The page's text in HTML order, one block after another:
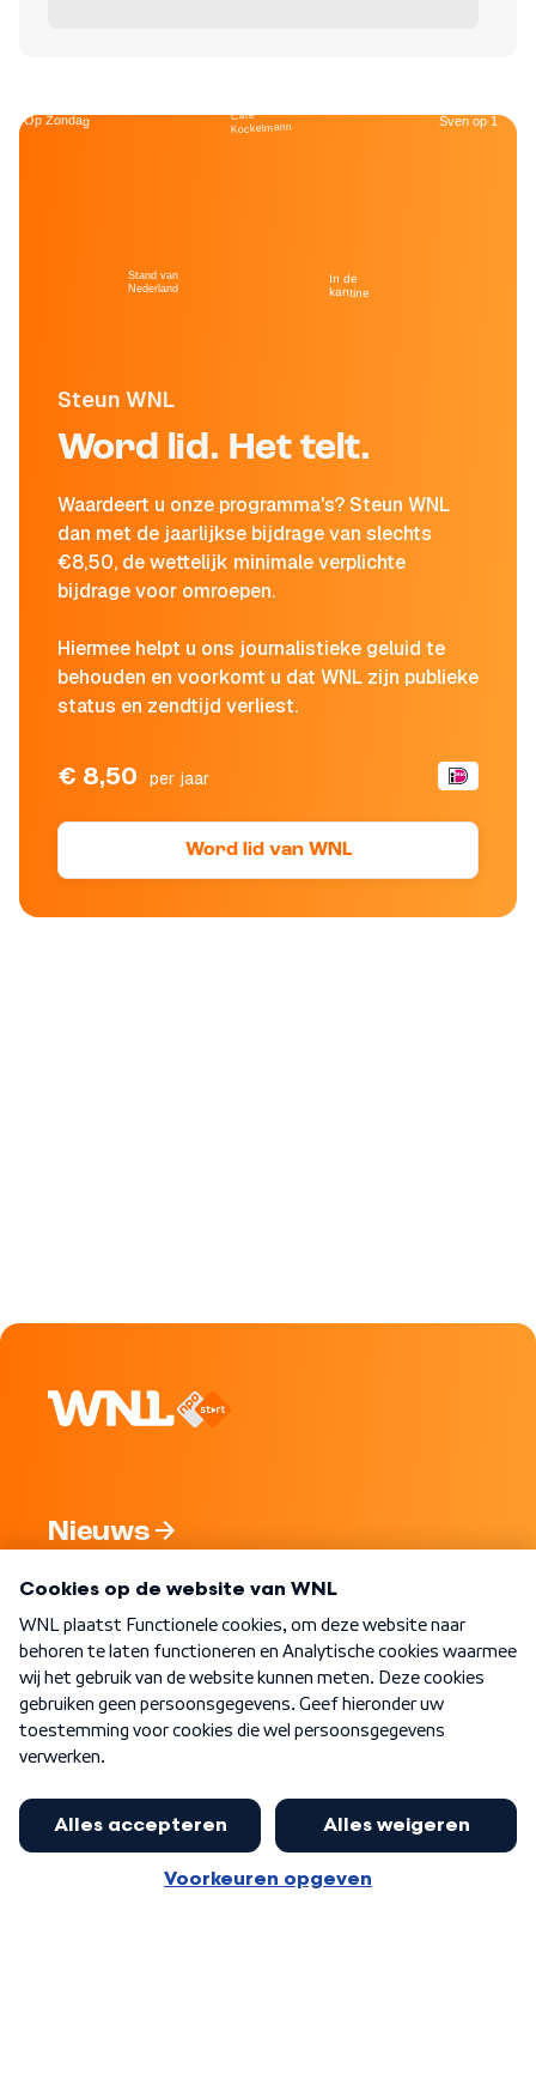
Steun WNL
Word lid. Het telt.
Waardeert u onze programma's? Steun WNL
dan met de jaarlijkse bijdrage van slechts
€8,50, de wettelijk minimale verplichte
bijdrage voor omroepen.
Hiermee helpt u ons journalistieke geluid te
behouden en voorkomt u dat WNL zijn publieke
status en zendtijd verliest.
€ 8,50 per jaar
Word lid van WNL
Op Zondag
Stand van
Nederland
Café
Kockelmann
In de
kantine
Sven op 1
Nieuws
Nieuwsbrief
Word Lid